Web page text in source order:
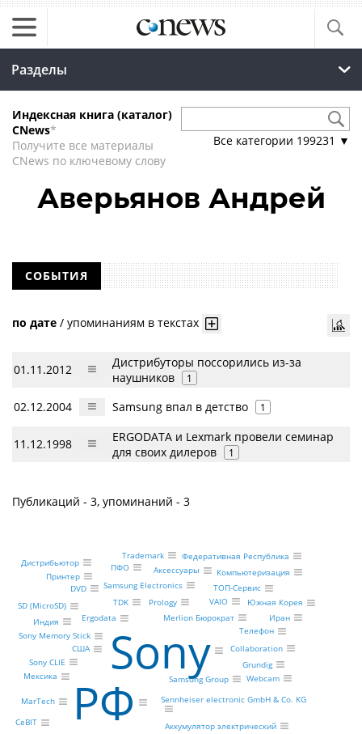
Разделы
Индексная книга (каталог)
CNews*
Получите все материалы
CNews по ключевому слову
Все категории 199231 ▼
Аверьянов Андрей
СОБЫТИЯ
по дате / упоминаниям в текстах
01.11.2012
Дистрибуторы поссорились из-за
наушников
1
02.12.2004 Samsung впал в детство 1
11.12.1998
ERGODATA и Lexmark провели семинар
для своих дилеров
1
Публикаций - 3, упоминаний - 3
Sony
РФ
Merlion Бюрократ
Samsung Group
VAIO
Prology
Sennheiser electronic GmbH & Co. KG
TDK
Ergodata
ТОП-Сервис
Samsung Electronics
Grundig
Collaboration
Принтер
DVD
Компьютеризация
Webcam
Аккумулятор электрический
Телефон
Аксессуары
SD (MicroSD)
Sony Memory Stick
Sony CLIE
ПФО
США
Южная Корея
Индия
Федеративная Республика
Мексика
Иран
MarTech
Trademark
Дистрибьютор
CeBIT